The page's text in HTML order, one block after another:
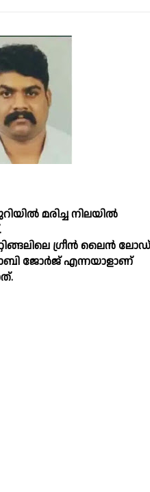
മരിച്ച നിലയില്‍
ഗ്രീന്‍ ലൈന്‍
ജോര്‍ജ് എന്നയാളാണ്